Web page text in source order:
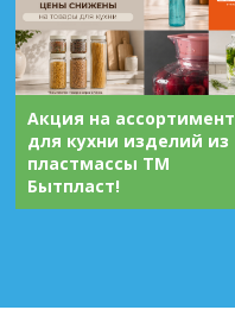
Акция на ассортимент
для кухни изделий из
пластмассы ТМ
Бытпласт!